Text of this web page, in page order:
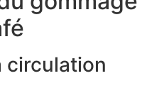
circulation